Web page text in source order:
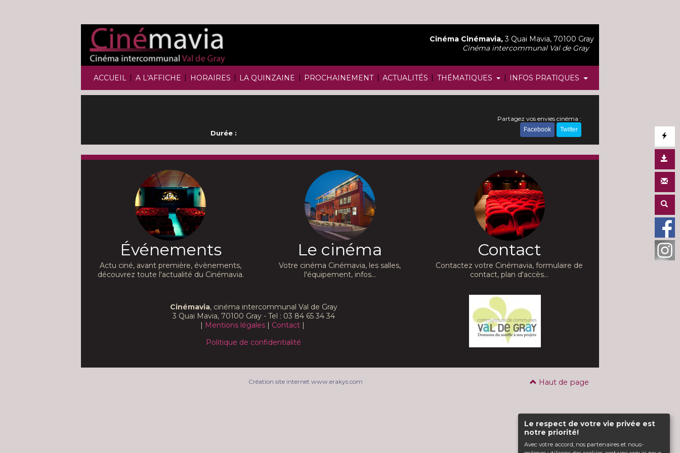
Le respect de votre vie privée est
notre priorité!
Avec votre accord, nos partenaires et nous-
ACCUEIL | A L'AFFICHE | HORAIRES | LA QUINZAINE | PROCHAINEMENT | ACTUALITÉS | THÉMATIQUES | INFOS PRATIQUES
Cinéma Cinémavia,3 Quai Mavia, 70100 Gray
Cinéma intercommunal Val de Gray
Durée :
Partagez vos envies cinéma :
Facebook Twitter
Événements
Actu ciné, avant première, évènements,
découvrez toute l'actualité du Cinémavia.
Le cinéma
Votre cinéma Cinémavia, les salles,
l'équipement, infos...
Contact
Contactez votre Cinémavia, formulaire de
contact, plan d'accès...
Cinémavia, cinéma intercommunal Val de Gray
3 Quai Mavia, 70100 Gray - Tel : 03 84 65 34 34
| Mentions légales | Contact |
Politique de confidentialité
Haut de page
Création site internet www.erakys.com